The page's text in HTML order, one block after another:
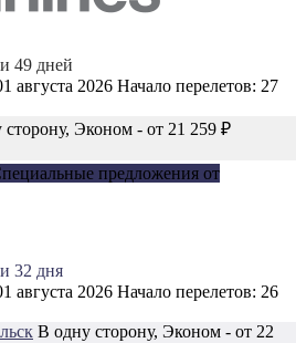
49 дней
августа 2026 Начало перелетов: 27
Эконом - от 21 259 ₽
предложения от
32 дня
августа 2026 Начало перелетов: 26
В одну сторону, Эконом - от 22